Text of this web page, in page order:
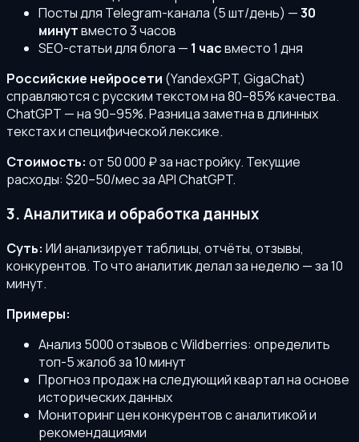
Посты для Telegram-канала (5 шт/день) —30
минутвместо 3 часов
SEO-статьи для блога — 1 часвместо 1 дня
Российские нейросети (YandexGPT, GigaChat)
справляются с русским текстом на 80–85% качества.
ChatGPT — на 90–95%. Разница заметна в длинных
текстах и специфической лексике.
Стоимость: от 50 000 ₽ за настройку. Текущие
расходы: $20–50/мес за API ChatGPT.
3. Аналитика и обработка данных
Суть: ИИ анализирует таблицы, отчёты, отзывы,
конкурентов. То что аналитик делал за неделю — за 10
минут.
Примеры:
Анализ 5000 отзывов с Wildberries: определить
топ-5 жалоб за 10 минут
Прогноз продаж на следующий квартал на основе
исторических данных
Мониторинг цен конкурентов с аналитикой и
рекомендациями